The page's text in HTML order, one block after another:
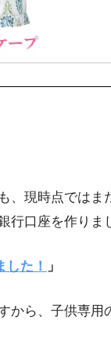
現時点ではま
行口座を作りま
た！ 」
から、子供専用